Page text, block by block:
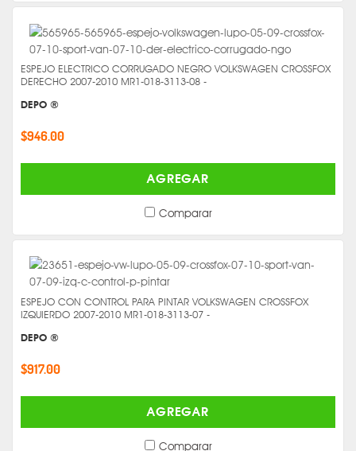
ESPEJO ELECTRICO CORRUGADO NEGRO VOLKSWAGEN CROSSFOX
DERECHO 2007-2010 MR1-018-3113-08 -
DEPO ®
$946.00
AGREGAR
Comparar
ESPEJO CON CONTROL PARA PINTAR VOLKSWAGEN CROSSFOX
IZQUIERDO 2007-2010 MR1-018-3113-07 -
DEPO ®
$917.00
AGREGAR
Comparar